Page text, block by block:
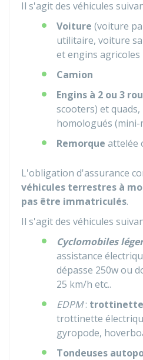
Il s'agit des véhicules
Voiture (voiture
utilitaire, voiture
et engins agricoles
Camion
Engins à 2 ou 3
scooters) et
homologués
Remorque attelée
L'obligation d'assurance
véhicules terrestres à
pas être immatriculés.
Il s'agit des véhicules
Cyclomobiles
assistance
dépasse 250w ou
25 km/h etc..
EDPM:
trottinette
gyropode,
Tondeuses